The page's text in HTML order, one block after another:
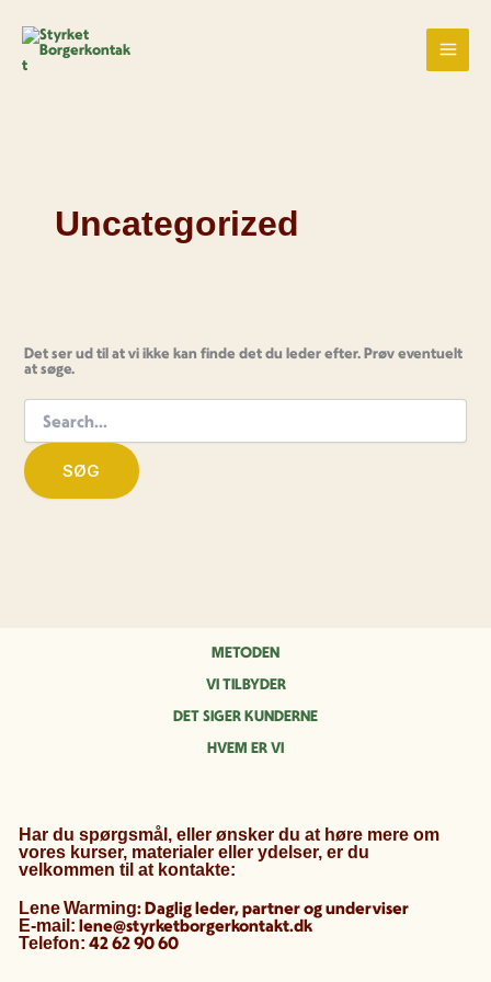
indholdet
Uncategorized
Det ser ud til at vi ikke kan finde det du leder efter. Prøv eventuelt
at søge.
efter:
METODEN
VI TILBYDER
DET SIGER KUNDERNE
HVEM ER VI
Har du spørgsmål, eller ønsker du at høre mere om
vores kurser, materialer eller ydelser, er du
velkommen til at kontakte:
LeneWarming: Daglig leder, partner og underviser
E-mail: lene@styrketborgerkontakt.dk
Telefon: 42 62 90 60